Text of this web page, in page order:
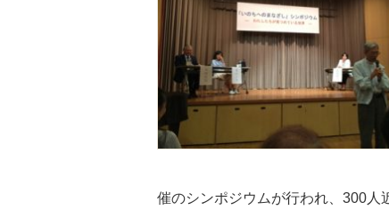
催のシンポジウムが行われ、300人